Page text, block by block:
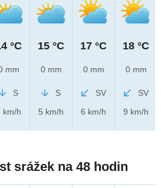
°C
mm
S
km/h
15 °C
0 mm
S
5 km/h
17 °C
0 mm
SV
6 km/h
18 °C
0 mm
SV
9 km/h
srážek na 48 hodin